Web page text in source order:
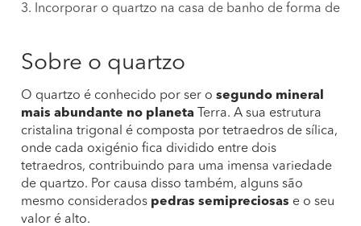
3. Incorporar o quartzo na casa de banho de forma
Sobre o quartzo
O quartzo é conhecido por ser o segundo mineral
mais abundante no planeta Terra. A sua estrutura
cristalina trigonal é composta por tetraedros de sílica,
onde cada oxigénio fica dividido entre dois
tetraedros, contribuindo para uma imensa variedade
de quartzo. Por causa disso também, alguns são
mesmo considerados pedras semipreciosas e o seu
valor é alto.